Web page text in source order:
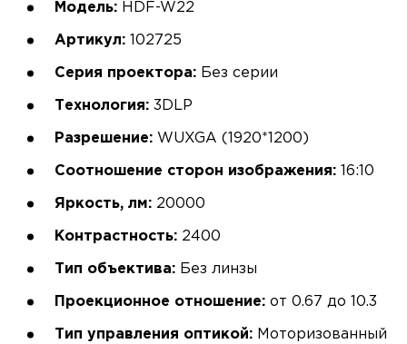
Модель: HDF-W22
Артикул: 102725
Серия проектора: Без серии
Технология: 3DLP
Разрешение: WUXGA (1920*1200)
Соотношение сторон изображения: 16:10
Яркость, лм: 20000
Контрастность: 2400
Тип объектива: Без линзы
Проекционное отношение: от 0.67 до 10.3
Тип управления оптикой: Моторизованный